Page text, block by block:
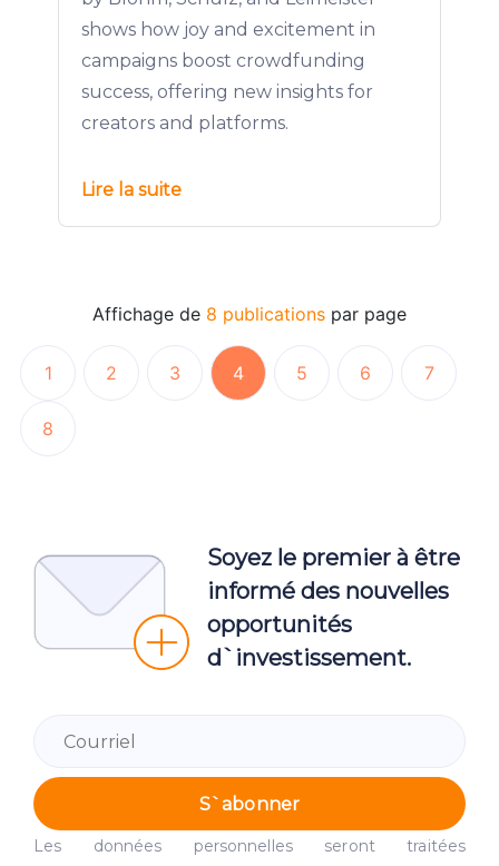
shows how joy and excitement in
campaigns boost crowdfunding
success, offering new insights for
creators and platforms.
Lire la suite
Affichage de 8 publications par page
1 2 3 4 5 6 7
8
Soyez le premier à être
informé des nouvelles
opportunités
d`investissement.
S`abonner
Les données personnelles seront traitées